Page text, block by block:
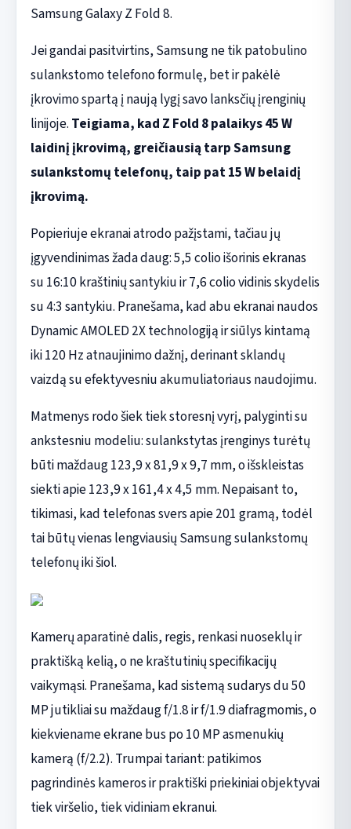
Samsung Galaxy Z Fold 8.
Jei gandai pasitvirtins, Samsung ne tik patobulino
sulankstomo telefono formulę, bet ir pakėlė
įkrovimo spartą į naują lygį savo lanksčių įrenginių
linijoje. Teigiama, kad Z Fold 8 palaikys 45 W
laidinį įkrovimą, greičiausią tarp Samsung
sulankstomų telefonų, taip pat 15 W belaidį
įkrovimą.
Popieriuje ekranai atrodo pažįstami, tačiau jų
įgyvendinimas žada daug: 5,5 colio išorinis ekranas
su 16:10 kraštinių santykiu ir 7,6 colio vidinis skydelis
su 4:3 santykiu. Pranešama, kad abu ekranai naudos
Dynamic AMOLED 2X technologiją ir siūlys kintamą
iki 120 Hz atnaujinimo dažnį, derinant sklandų
vaizdą su efektyvesniu akumuliatoriaus naudojimu.
Matmenys rodo šiek tiek storesnį vyrį, palyginti su
ankstesniu modeliu: sulankstytas įrenginys turėtų
būti maždaug 123,9 x 81,9 x 9,7 mm, o išskleistas
siekti apie 123,9 x 161,4 x 4,5 mm. Nepaisant to,
tikimasi, kad telefonas svers apie 201 gramą, todėl
tai būtų vienas lengviausių Samsung sulankstomų
telefonų iki šiol.
Kamerų aparatinė dalis, regis, renkasi nuoseklų ir
praktišką kelią, o ne kraštutinių specifikacijų
vaikymąsi. Pranešama, kad sistemą sudarys du 50
MP jutikliai su maždaug f/1.8 ir f/1.9 diafragmomis, o
kiekviename ekrane bus po 10 MP asmenukių
kamerą (f/2.2). Trumpai tariant: patikimos
pagrindinės kameros ir praktiški priekiniai objektyvai
tiek viršelio, tiek vidiniam ekranui.